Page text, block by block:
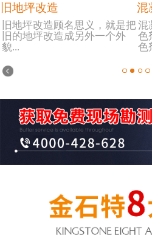
旧地坪改造
旧地坪改造顾名思义，就是把
旧的地坪改造成另外一个外
貌...
混
混
色
色